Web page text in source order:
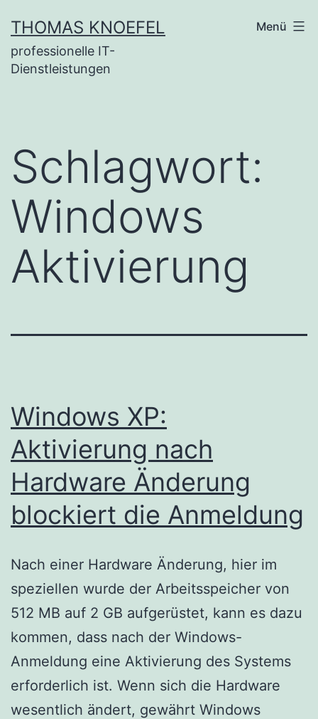
Inhalt
springen
THOMAS KNOEFEL
professionelle IT-
Dienstleistungen
Menü
Schlagwort:
Windows
Aktivierung
Windows XP:
Aktivierung nach
Hardware Änderung
blockiert die Anmeldung
Nach einer Hardware Änderung, hier im
speziellen wurde der Arbeitsspeicher von
512 MB auf 2 GB aufgerüstet, kann es dazu
kommen, dass nach der Windows-
Anmeldung eine Aktivierung des Systems
erforderlich ist. Wenn sich die Hardware
wesentlich ändert, gewährt Windows